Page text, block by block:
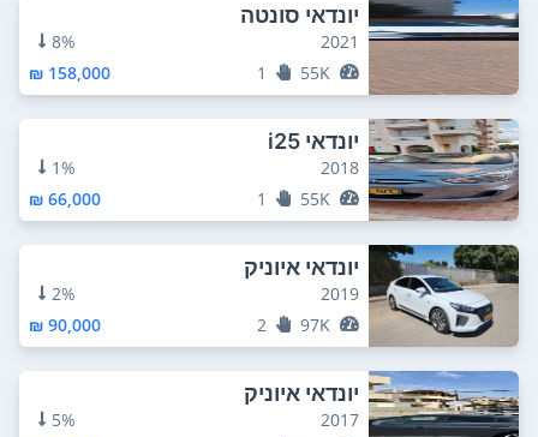
יונדאי סונטה
2021
8%
55K
1
158,000 ₪
יונדאי i25
2018
1%
55K
1
66,000 ₪
יונדאי איוניק
2019
2%
97K
2
90,000 ₪
יונדאי איוניק
2017
5%